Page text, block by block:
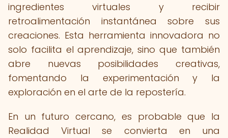
ingredientes virtuales y recibir
retroalimentación instantánea sobre sus
creaciones. Esta herramienta innovadora no
solo facilita el aprendizaje, sino que también
abre nuevas posibilidades creativas,
fomentando la experimentación y la
exploración en el arte de la repostería.
En un futuro cercano, es probable que la
Realidad Virtual se convierta en una